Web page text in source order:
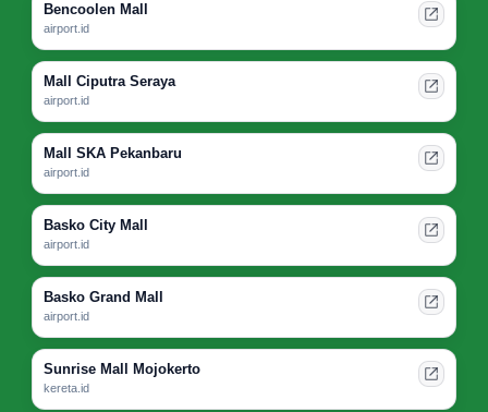
Bencoolen Mall
airport.id
Mall Ciputra Seraya
airport.id
Mall SKA Pekanbaru
airport.id
Basko City Mall
airport.id
Basko Grand Mall
airport.id
Sunrise Mall Mojokerto
kereta.id